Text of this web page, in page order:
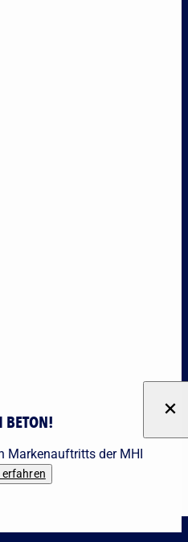
BETON!
Markenauftritts der MHI
erfahren